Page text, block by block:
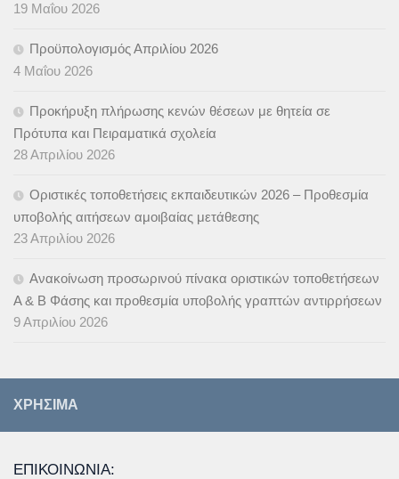
19 Μαΐου 2026
Προϋπολογισμός Απριλίου 2026
4 Μαΐου 2026
Προκήρυξη πλήρωσης κενών θέσεων με θητεία σε
Πρότυπα και Πειραματικά σχολεία
28 Απριλίου 2026
Οριστικές τοποθετήσεις εκπαιδευτικών 2026 – Προθεσμία
υποβολής αιτήσεων αμοιβαίας μετάθεσης
23 Απριλίου 2026
Ανακοίνωση προσωρινού πίνακα οριστικών τοποθετήσεων
Α & B Φάσης και προθεσμία υποβολής γραπτών αντιρρήσεων
9 Απριλίου 2026
ΧΡΉΣΙΜΑ
ΕΠΙΚΟΙΝΩΝΙΑ: